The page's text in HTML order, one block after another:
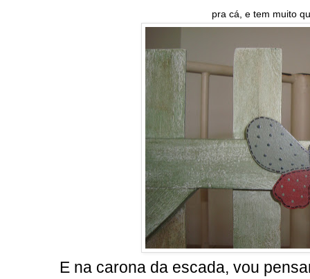
pra cá, e tem muito
E na carona da escada, vou